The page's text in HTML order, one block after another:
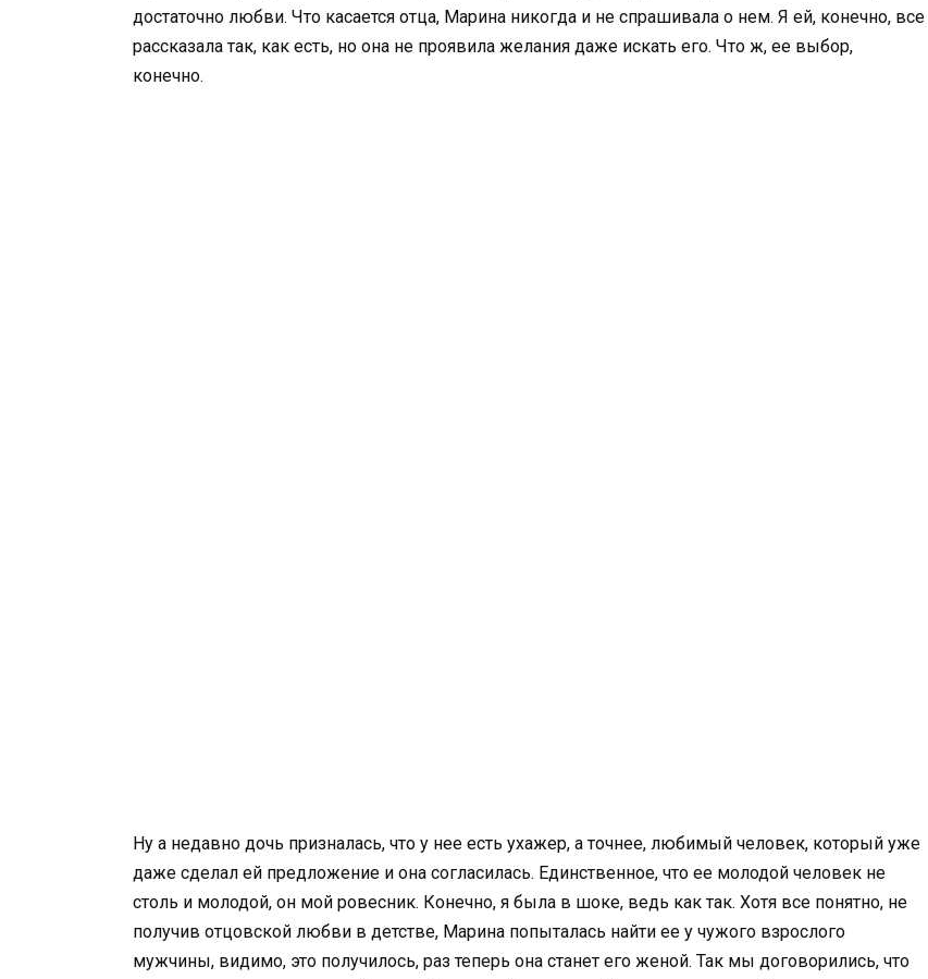
достаточно любви. Что касается отца, Марина никогда и не спрашивала о нем. Я ей, конечно, все
рассказала так, как есть, но она не проявила желания даже искать его. Что ж, ее выбор,
конечно.
Ну а недавно дочь призналась, что у нее есть ухажер, а точнее, любимый человек, который уже
даже сделал ей предложение и она согласилась. Единственное, что ее молодой человек не
столь и молодой, он мой ровесник. Конечно, я была в шоке, ведь как так. Хотя все понятно, не
получив отцовской любви в детстве, Марина попыталась найти ее у чужого взрослого
мужчины, видимо, это получилось, раз теперь она станет его женой. Так мы договорились, что